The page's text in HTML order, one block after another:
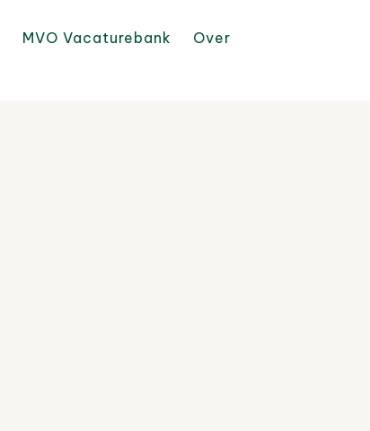
MVO Vacaturebank
Over